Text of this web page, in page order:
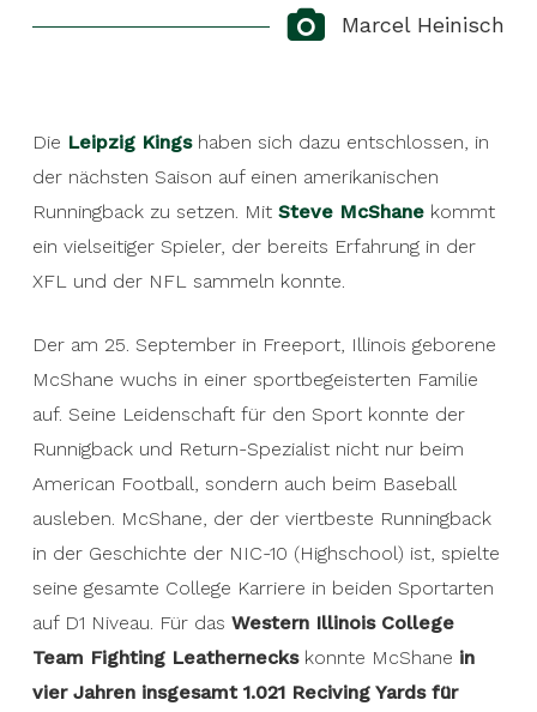
Marcel Heinisch
Die Leipzig Kingshaben sich dazu entschlossen, in
der nächsten Saison auf einen amerikanischen
Runningback zu setzen. Mit Steve McShanekommt
ein vielseitiger Spieler, der bereits Erfahrung in der
XFL und der NFL sammeln konnte.
Der am 25. September in Freeport, Illinois geborene
McShane wuchs in einer sportbegeisterten Familie
auf. Seine Leidenschaft für den Sport konnte der
Runnigback und Return-Spezialist nicht nur beim
American Football, sondern auch beim Baseball
ausleben. McShane, der der viertbeste Runningback
in der Geschichte der NIC-10 (Highschool) ist, spielte
seine gesamte College Karriere in beiden Sportarten
auf D1 Niveau. Für das Western Illinois College
Team Fighting Leatherneckskonnte McShane in
vier Jahren insgesamt 1.021 Reciving Yards für